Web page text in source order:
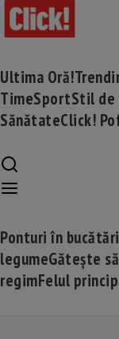
Ultima Oră!
TimeSportStil de
SănătateClick!
Ponturi în
legumeGătește
regimFelul